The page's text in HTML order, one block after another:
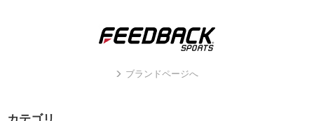
ブランドページへ